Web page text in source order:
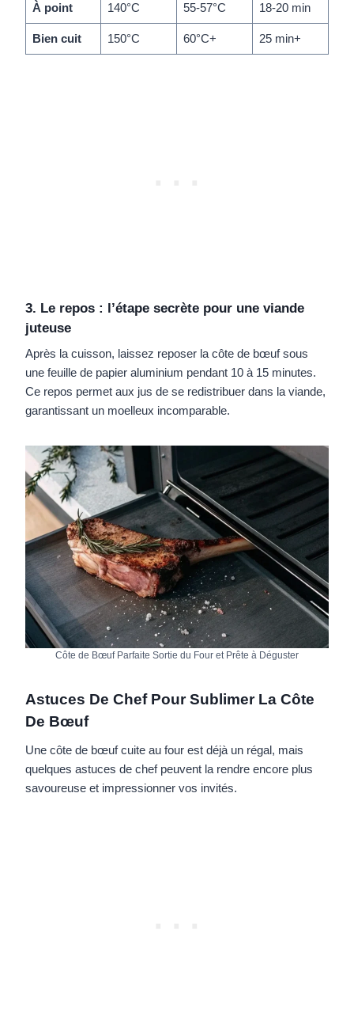
À point 140°C 55-57°C 18-20 min
Bien cuit 150°C 60°C+ 25 min+
3. Le repos : l’étape secrète pour une viande
juteuse
Après la cuisson, laissez reposer la côte de bœuf sous
une feuille de papier aluminium pendant 10 à 15 minutes.
Ce repos permet aux jus de se redistribuer dans la viande,
garantissant un moelleux incomparable.
Côte de Bœuf Parfaite Sortie du Four et Prête à Déguster
Astuces De Chef Pour Sublimer La Côte
De Bœuf
Une côte de bœuf cuite au four est déjà un régal, mais
quelques astuces de chef peuvent la rendre encore plus
savoureuse et impressionner vos invités.